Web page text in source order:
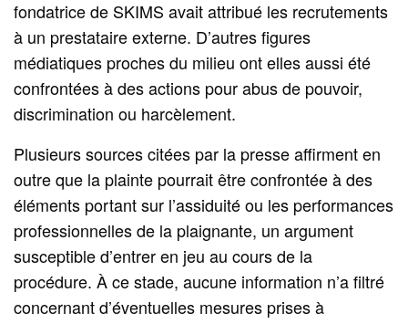
fondatrice de SKIMS avait attribué les recrutements
à un prestataire externe. D’autres figures
médiatiques proches du milieu ont elles aussi été
confrontées à des actions pour abus de pouvoir,
discrimination ou harcèlement.
Plusieurs sources citées par la presse affirment en
outre que la plainte pourrait être confrontée à des
éléments portant sur l’assiduité ou les performances
professionnelles de la plaignante, un argument
susceptible d’entrer en jeu au cours de la
procédure. À ce stade, aucune information n’a filtré
concernant d’éventuelles mesures prises à